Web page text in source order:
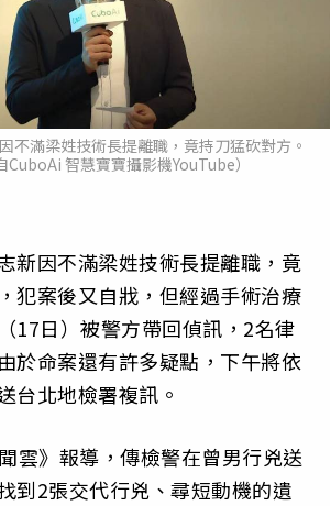
不滿梁姓技術長提離職，竟持刀猛砍對方。
CuboAi 智慧寶寶攝影機YouTube）
新因不滿梁姓技術長提離職，竟
犯案後又自戕，但經過手術治療
17日）被警方帶回偵訊，2名律
於命案還有許多疑點，下午將依
台北地檢署複訊。
雲》報導，傳檢警在曾男行兇送
到2張交代行兇、尋短動機的遺